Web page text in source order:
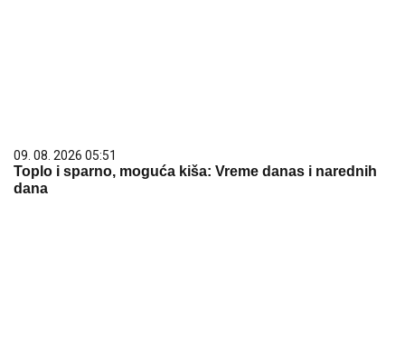
09. 08. 2026 05:51
Toplo i sparno, moguća kiša: Vreme danas i narednih
dana